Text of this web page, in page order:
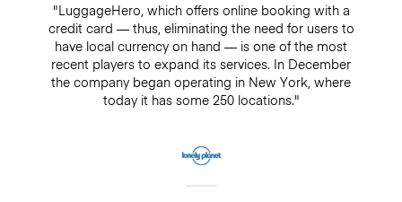
"LuggageHero, which offers online booking with a
credit card — thus, eliminating the need for users to
have local currency on hand — is one of the most
recent players to expand its services. In December
the company began operating in New York, where
today it has some 250 locations."